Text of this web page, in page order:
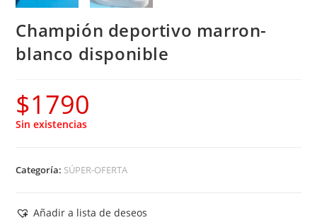
Champión deportivo marron-
blanco disponible
$1790
Sin existencias
Categoría: SÚPER-OFERTA
Añadir a lista de deseos